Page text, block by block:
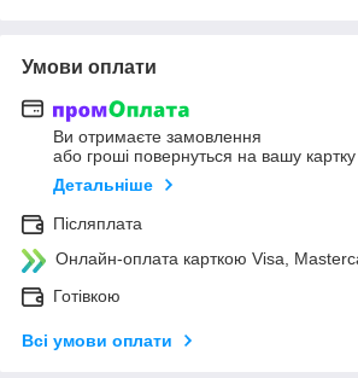
Умови оплати
Ви отримаєте замовлення
або гроші повернуться на вашу картку
Детальніше
Післяплата
Онлайн-оплата карткою Visa,
Готівкою
Всі умови оплати